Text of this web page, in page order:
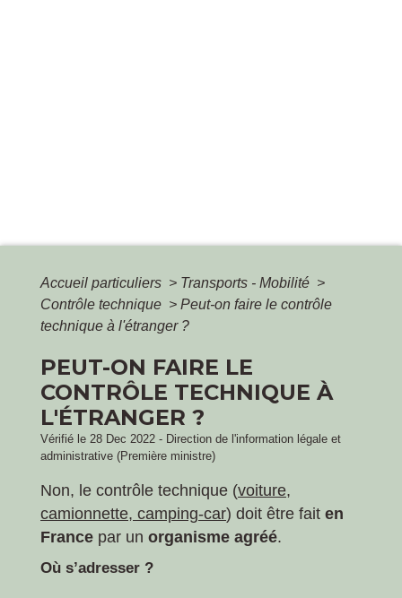
Accueil particuliers > Transports - Mobilité >
Contrôle technique > Peut-on faire le contrôle
technique à l'étranger ?
PEUT-ON FAIRE LE
CONTRÔLE TECHNIQUE À
L'ÉTRANGER ?
Vérifié le 28 Dec 2022 - Direction de l'information légale et
administrative (Première ministre)
Non, le contrôle technique (voiture,
camionnette, camping-car) doit être fait en
France par un organisme agréé.
Où s’adresser ?